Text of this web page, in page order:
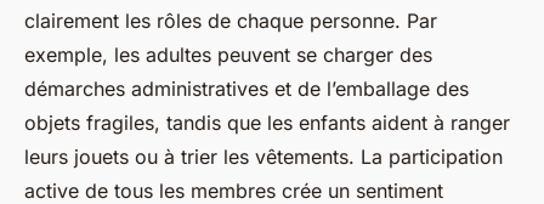
clairement les rôles de chaque personne. Par
exemple, les adultes peuvent se charger des
démarches administratives et de l’emballage des
objets fragiles, tandis que les enfants aident à ranger
leurs jouets ou à trier les vêtements. La participation
active de tous les membres crée un sentiment